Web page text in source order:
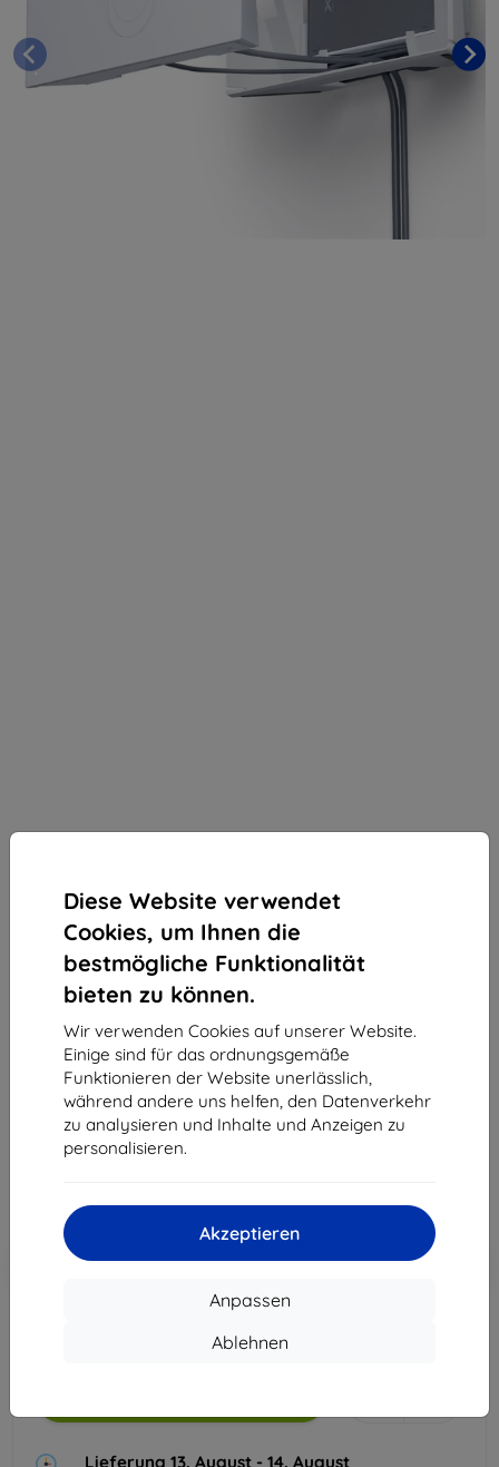
Diese Website verwendet
Cookies, um Ihnen die
bestmögliche Funktionalität
bieten zu können.
Wir verwenden Cookies auf unserer Website.
Einige sind für das ordnungsgemäße
Funktionieren der Website unerlässlich,
während andere uns helfen, den Datenverkehr
zu analysieren und Inhalte und Anzeigen zu
personalisieren.
Akzeptieren
Anpassen
Ablehnen
Spigen Wall Mount STL310, white - Starlink (3rd
Gen) (AMP09408)
Geeignet für: Uni
Produktbeschreibung
71,90 €
64,71 €
-10%
In den
Lieferung 13. August - 14. August